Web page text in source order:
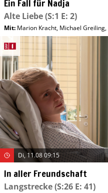
Ein Fall für Nadja
Alte Liebe(S:1 E: 2)
Mit: Marion Kracht, Michael Greiling,
Di, 11.08 09:15
In aller Freundschaft
Langstrecke(S:26 E: 41)